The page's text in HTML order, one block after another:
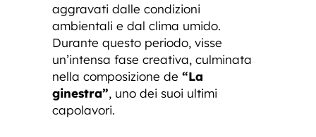
aggravati dalle condizioni
ambientali e dal clima umido.
Durante questo periodo, visse
un’intensa fase creativa, culminata
nella composizione de “La
ginestra”, uno dei suoi ultimi
capolavori.